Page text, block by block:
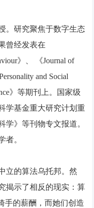
。研究聚焦于数字生态
曾经发表在
》、 《Journal of
and Social
》等期刊上。国家级
学基金重大研究计划重
学》等刊物专文报道。
者。
立的算法乌托邦。然
揭示了相反的现实：算
手的薪酬，而她们创造